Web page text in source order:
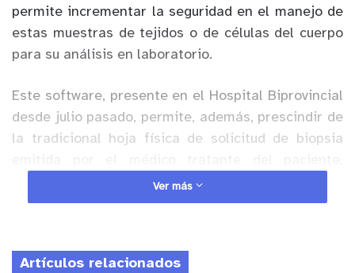
permite incrementar la seguridad en el manejo de
estas muestras de tejidos o de células del cuerpo
para su análisis en laboratorio.
Este software, presente en el Hospital Biprovincial
desde julio pasado, permite, además, prescindir de
la tradicional hoja física de solicitud de biopsia
otorgando al sistema mayor confiabilidad y
resguardo gracias a la adopción de este moderno
Anuncio Patrocinado
Ver más
Artículos relacionados